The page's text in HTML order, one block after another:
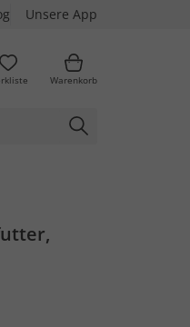
Unsere App
Warenkorb